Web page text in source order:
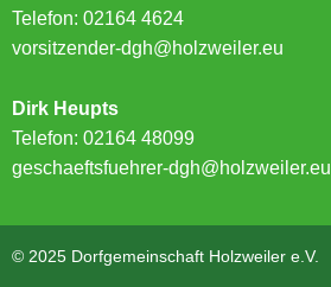
Telefon: 02164 4624
vorsitzender-dgh@holzweiler.eu
Dirk Heupts
Telefon: 02164 48099
geschaeftsfuehrer-dgh@holzweiler.eu
© 2025 Dorfgemeinschaft Holzweiler e.V.